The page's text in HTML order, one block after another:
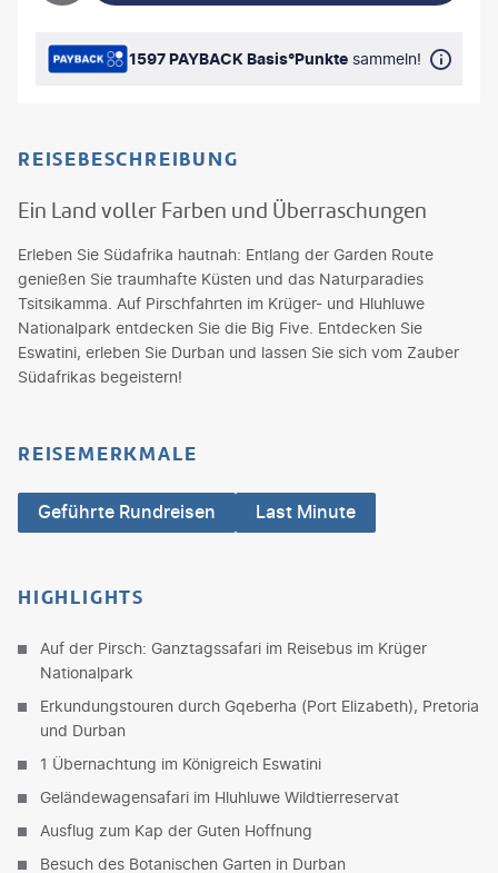
1597 PAYBACK Basis°Punkte sammeln!
REISEBESCHREIBUNG
Ein Land voller Farben und Überraschungen
Erleben Sie Südafrika hautnah: Entlang der Garden Route
genießen Sie traumhafte Küsten und das Naturparadies
Tsitsikamma. Auf Pirschfahrten im Krüger- und Hluhluwe
Nationalpark entdecken Sie die Big Five. Entdecken Sie
Eswatini, erleben Sie Durban und lassen Sie sich vom Zauber
Südafrikas begeistern!
REISEMERKMALE
Geführte Rundreisen Last Minute
HIGHLIGHTS
Auf der Pirsch: Ganztagssafari im Reisebus im Krüger
Nationalpark
Erkundungstouren durch Gqeberha (Port Elizabeth), Pretoria
und Durban
1 Übernachtung im Königreich Eswatini
Geländewagensafari im Hluhluwe Wildtierreservat
Ausflug zum Kap der Guten Hoffnung
Besuch des Botanischen Garten in Durban